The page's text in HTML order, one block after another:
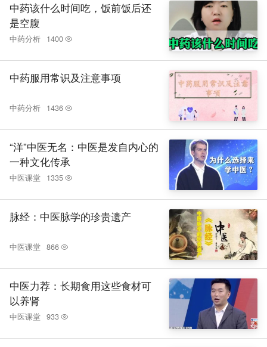
中药该什么时间吃，饭前饭后还
是空腹
中药分析 1400
中药服用常识及注意事项
中药分析 1436
“洋”中医无名：中医是发自内心的
一种文化传承
中医课堂 1335
脉经：中医脉学的珍贵遗产
中医课堂 866
中医力荐：长期食用这些食材可
以养肾
中医课堂 933